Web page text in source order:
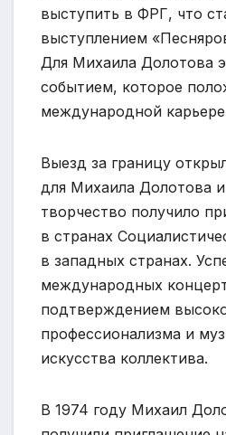
выступить в ФРГ, что
выступлением
Для Михаила Долотова
событием, которое
международной
Выезд за границу
для Михаила Долотова
творчество получило
в странах
в западных странах.
международных
подтверждением
профессионализма и
искусства коллектива.
В 1974 году Михаил